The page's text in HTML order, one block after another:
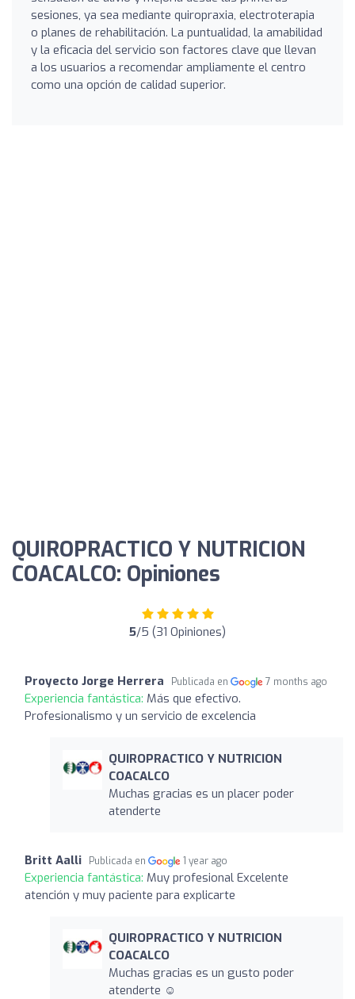
sesiones, ya sea mediante quiropraxia, electroterapia
o planes de rehabilitación. La puntualidad, la amabilidad
y la eficacia del servicio son factores clave que llevan
a los usuarios a recomendar ampliamente el centro
como una opción de calidad superior.
QUIROPRACTICO Y NUTRICION
COACALCO: Opiniones
5/5 (31 Opiniones)
Proyecto Jorge Herrera Publicada en 7 months ago
Experiencia fantástica: Más que efectivo.
Profesionalismo y un servicio de excelencia
QUIROPRACTICO Y NUTRICION
COACALCO
Muchas gracias es un placer poder
atenderte
Britt Aalli Publicada en 1 year ago
Experiencia fantástica: Muy profesional Excelente
atención y muy paciente para explicarte
QUIROPRACTICO Y NUTRICION
COACALCO
Muchas gracias es un gusto poder
atenderte ☺️